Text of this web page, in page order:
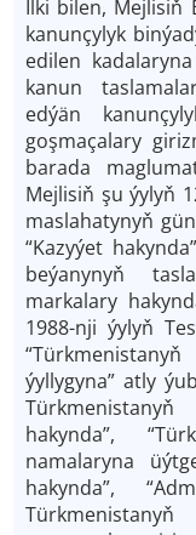
Ilki bilen, Mejlisiň
kanunçylyk
edilen
kanun
edýän
goşmaçalary
barada
Mejlisiň şu ýylyň
maslahatynyň
“Kazyýet
beýanynyň
markalary
1988-nji ýylyň
ýyllygyna” atly
hakynda”,
namalaryna
hakynda”,